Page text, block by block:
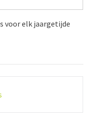
voor elk jaargetijde